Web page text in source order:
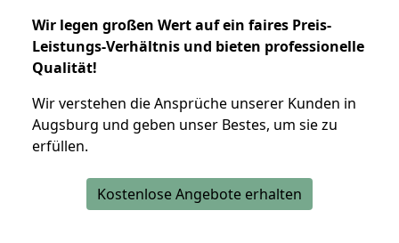
Wir legen großen Wert auf ein faires Preis-
Leistungs-Verhältnis und bieten professionelle
Qualität!
Wir verstehen die Ansprüche unserer Kunden in
Augsburg und geben unser Bestes, um sie zu
erfüllen.
Kostenlose Angebote erhalten